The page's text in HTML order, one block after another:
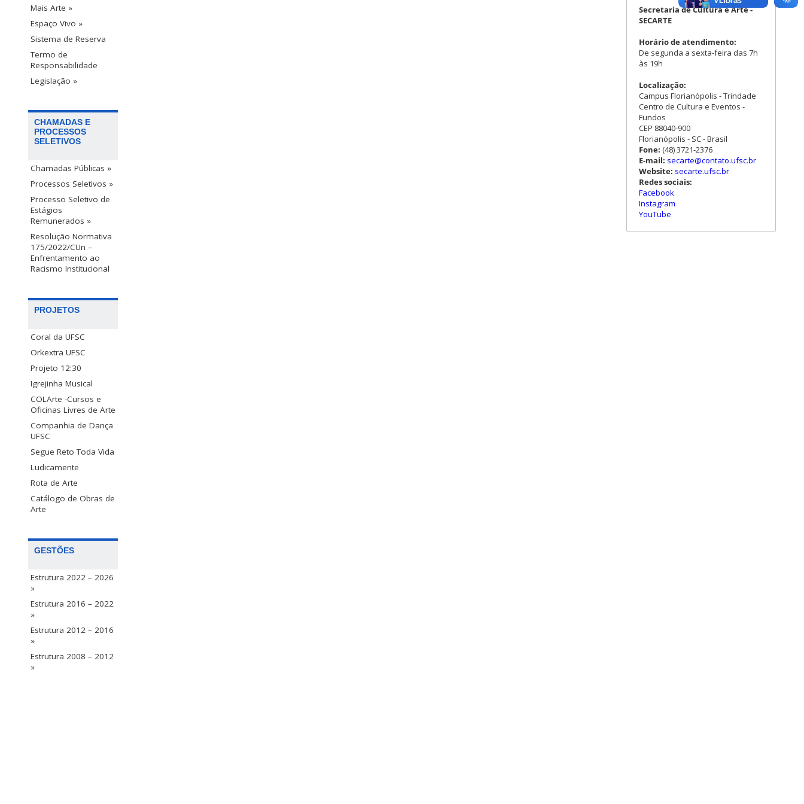
Mais Arte »
Espaço Vivo »
Sistema de Reserva
Termo de
Responsabilidade
Legislação »
CHAMADAS E
PROCESSOS
SELETIVOS
Chamadas Públicas »
Processos Seletivos »
Processo Seletivo de
Estágios
Remunerados »
Resolução Normativa
175/2022/CUn –
Enfrentamento ao
Racismo Institucional
PROJETOS
Coral da UFSC
Orkextra UFSC
Projeto 12:30
Igrejinha Musical
COLArte -Cursos e
Oficinas Livres de Arte
Companhia de Dança
UFSC
Segue Reto Toda Vida
Ludicamente
Rota de Arte
Catálogo de Obras de
Arte
GESTÕES
Estrutura 2022 – 2026
»
Estrutura 2016 – 2022
»
Estrutura 2012 – 2016
»
Estrutura 2008 – 2012
»
Secretaria de Cultura e Arte -
SECARTE
Horário de atendimento:
De segunda a sexta-feira das 7h
às 19h
Localização:
Campus Florianópolis - Trindade
Centro de Cultura e Eventos -
Fundos
CEP 88040-900
Florianópolis - SC - Brasil
Fone: (48) 3721-2376
E-mail: secarte@contato.ufsc.br
Website: secarte.ufsc.br
Redes sociais:
Facebook
Instagram
YouTube